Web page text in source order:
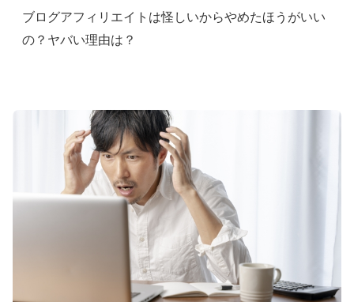
ブログアフィリエイトは怪しいからやめたほうがいい
の？ヤバい理由は？